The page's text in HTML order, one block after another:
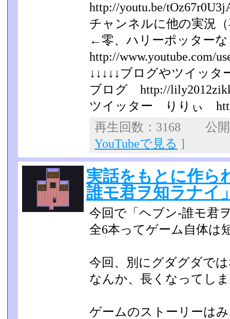
http://youtu.be/
チャンネルに他の実況
←零、ハリーポッター
http://www.youtube.com/
↓↓↓↓↓ブログやツイッタ
ブログ http://
ツイッター りりぃ
再生回数：3168 公
YouTubeで見る ]
実話をもとに作ら
誰モ君ヲ知ラナイ
今回で「ヘブン-誰モ君
全6本ってゲーム自体は
今回、別にグダグダで
なんか、長くなってし
ゲームのストーリーは